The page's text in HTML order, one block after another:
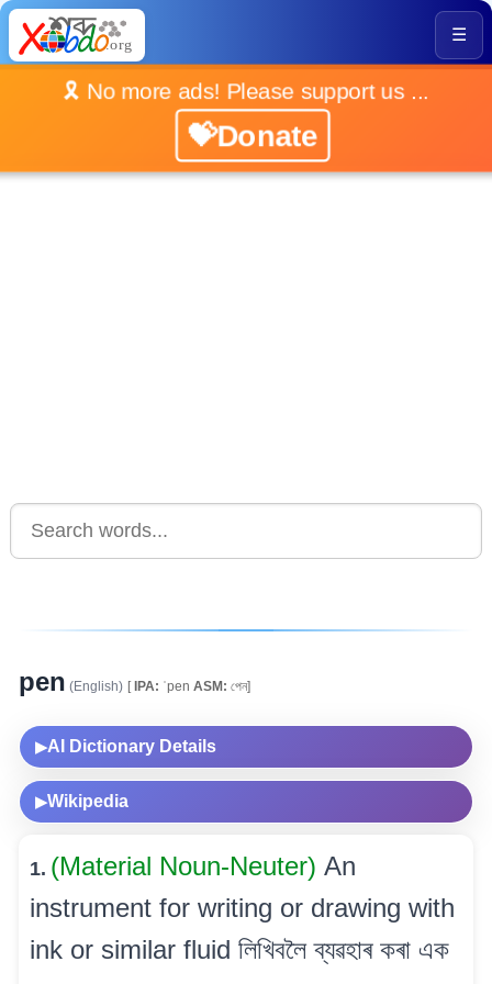
☰
🎗️ No more ads! Please support us ...
💝Donate
pen (English) [IPA: ˈpen ASM: পেন]
▶AI Dictionary Details
▶Wikipedia
1. (Material Noun-Neuter) An
instrument for writing or drawing with
ink or similar fluid লিখিবলৈ ব্যৱহাৰ কৰা এক